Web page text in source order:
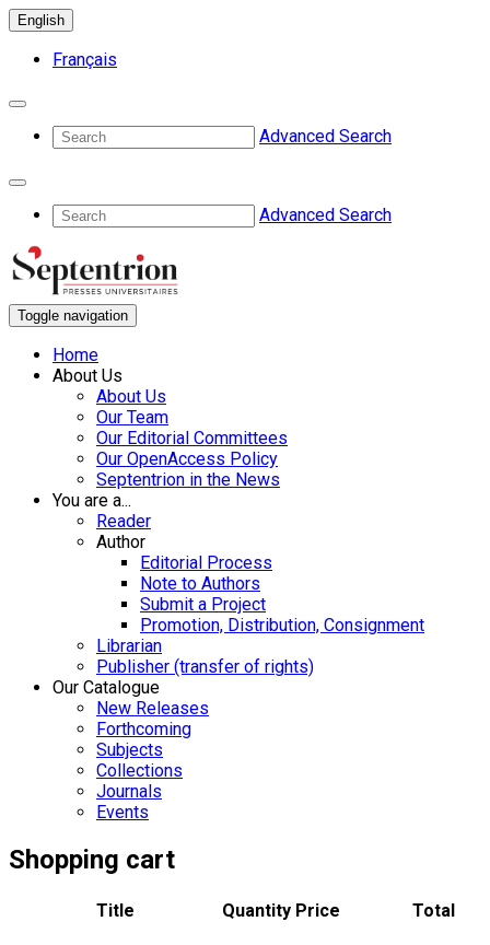
English
Français
Advanced Search
Advanced Search
Toggle navigation
Home
About Us
About Us
Our Team
Our Editorial Committees
Our OpenAccess Policy
Septentrion in the News
You are a...
Reader
Author
Editorial Process
Note to Authors
Submit a Project
Promotion, Distribution, Consignment
Librarian
Publisher (transfer of rights)
Our Catalogue
New Releases
Forthcoming
Subjects
Collections
Journals
Events
Shopping cart
Title Quantity Price Total